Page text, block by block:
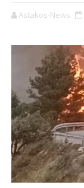
Astakos-News